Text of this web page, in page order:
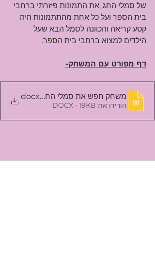
של סמלי החג ,את התמונות פיזרתי ברחבי
בית הספר ועל כל אחת מהתתמונות היה
קטע קריאה והכוונה לסמל הבא שעל
הילדים למצוא ברחבי בית הספר.
דף מפורט עם המשחק-
משחק חפש את סמלי החג -תשרי
.docx
הורידו את DOCX • 19KB